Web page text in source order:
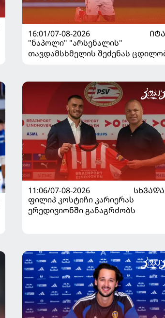
16:01/07-08-2026
"ნაპოლი" "არსენალის"
თავდამსხმელის შეძენას
11:06/07-08-2026
ფილიპ კოსტიჩი კარიერას
ერედივიონში განაგრძობს